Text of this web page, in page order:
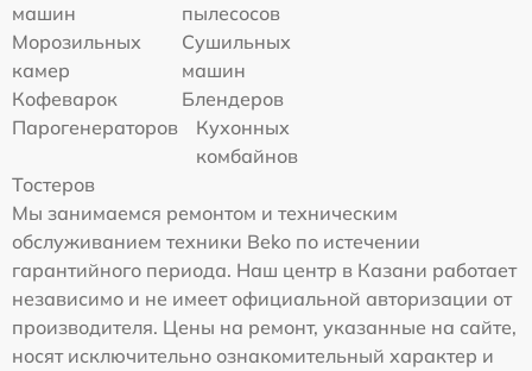
машин
пылесосов
Морозильных
камер
Сушильных
машин
Кофеварок
Блендеров
Парогенераторов
Кухонных
комбайнов
Тостеров
Мы занимаемся ремонтом и техническим
обслуживанием техники Beko по истечении
гарантийного периода. Наш центр в Казани работает
независимо и не имеет официальной авторизации от
производителя. Цены на ремонт, указанные на сайте,
носят исключительно ознакомительный характер и